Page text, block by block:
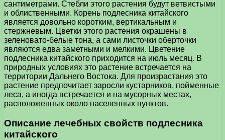
сантиметрами. Стебли этого растения будут ветвистыми
и облиственными. Корень подлесника китайского
является довольно коротким, вертикальным и
стержневым. Цветки этого растения окрашены в
зеленовато-белые тона, а сами листочки оберточки
являются едва заметными и мелкими. Цветение
подлесника китайского приходится на июль месяц. В
природных условиях это растение встречается на
территории Дальнего Востока. Для произрастания это
растение предпочитает заросли кустарников, пойменные
леса, а иногда встречается и на мусорных местах,
расположенных около населенных пунктов.
Описание лечебных свойств подлесника
китайского